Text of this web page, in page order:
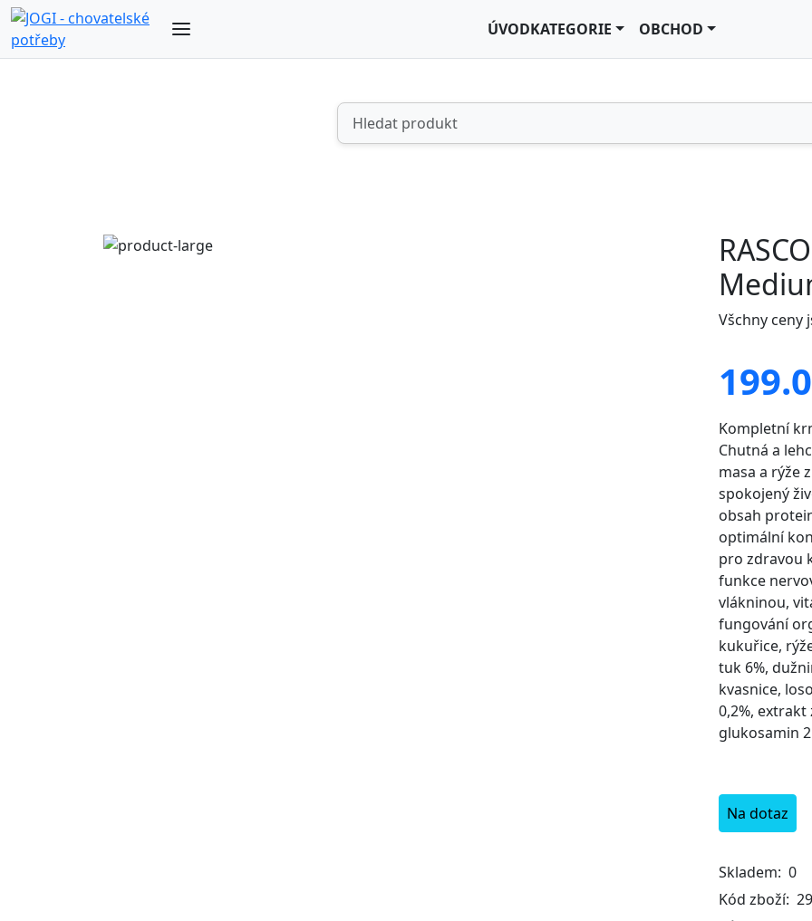
ÚVODKATEGORIE OBCHOD
Všchny ceny
Kompletní
Chutná a
masa a rýže
spokojený
obsah
optimální
pro zdravou
funkce
vlákninou,
fungování
kukuřice,
tuk 6%,
kvasnice,
0,2%,
glukosamin
Na dotaz
Skladem: 0
Kód zboží: